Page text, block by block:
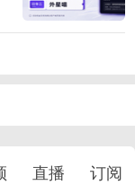
直播
订阅